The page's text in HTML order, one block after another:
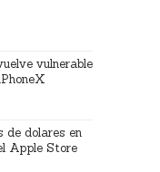
vulnerable
de dolares en
Apple Store